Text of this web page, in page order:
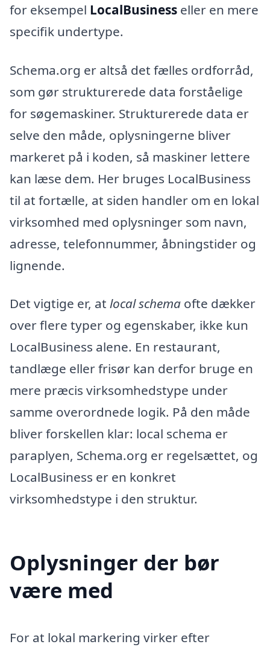
for eksempel LocalBusiness eller en mere
specifik undertype.
Schema.org er altså det fælles ordforråd,
som gør strukturerede data forståelige
for søgemaskiner. Strukturerede data er
selve den måde, oplysningerne bliver
markeret på i koden, så maskiner lettere
kan læse dem. Her bruges LocalBusiness
til at fortælle, at siden handler om en lokal
virksomhed med oplysninger som navn,
adresse, telefonnummer, åbningstider og
lignende.
Det vigtige er, at local schema ofte dækker
over flere typer og egenskaber, ikke kun
LocalBusiness alene. En restaurant,
tandlæge eller frisør kan derfor bruge en
mere præcis virksomhedstype under
samme overordnede logik. På den måde
bliver forskellen klar: local schema er
paraplyen, Schema.org er regelsættet, og
LocalBusiness er en konkret
virksomhedstype i den struktur.
Oplysninger der bør
være med
For at lokal markering virker efter